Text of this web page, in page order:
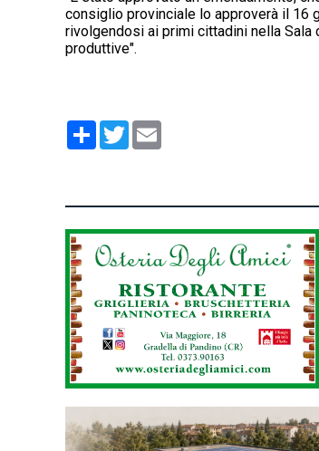
consiglio provinciale lo approverà il 16
rivolgendosi ai primi cittadini nella
produttive".
Condividi
Twitter